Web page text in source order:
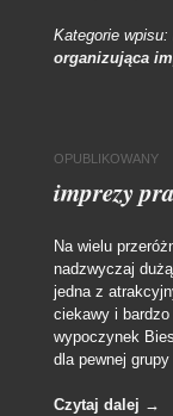
Kategorie wpisu:
organizująca
OPUBLIKOWANY
imprezy
Na wielu
nadzwyczaj
jedna z
ciekawy i
wypoczynek
dla pewnej
Czytaj dalej →